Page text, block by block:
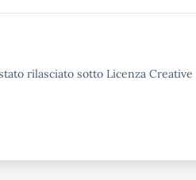
rilasciato sotto Licenza